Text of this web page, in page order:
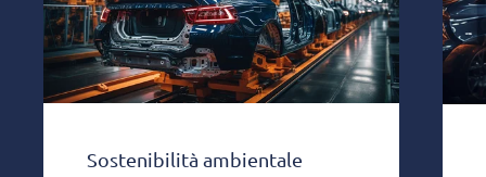
Sostenibilità ambientale